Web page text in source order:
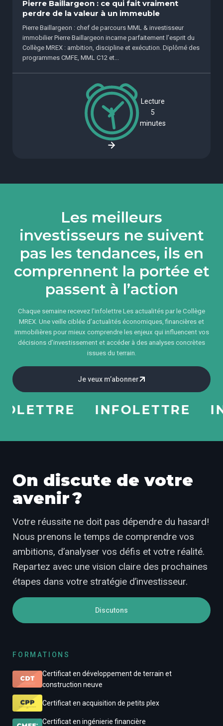
Pierre Baillargeon : ce qui fait vraiment
perdre de la valeur à un immeuble
Pierre Baillargeon : chef de parcours MML & investisseur
immobilier Pierre Baillargeon incarne parfaitement l’esprit du
Collège MREX : ambition, discipline et exécution. Diplômé des
programmes CMFE, MML C12 et...
Lecture
5
minutes
Les meilleurs
investisseurs ne suivent
pas les tendances, ils en
comprennent la portée et
passent à l’action
Chaque semaine recevez l'infolettre Les actualités par le Collège
MREX. Une veille ciblée d’actualités économiques, financières et
immobilières pour mieux comprendre les enjeux qui influencent vos
décisions d’investissement et accéder à des analyses concrètes
issues du terrain.
Je veux m’abonner
INFOLETTRE
On discute de votre
avenir ?
Votre réussite ne doit pas dépendre du hasard!
Nous prenons le temps de comprendre vos
ambitions, d’analyser vos défis et votre réalité.
Repartez avec une vision claire des prochaines
étapes dans votre stratégie d’investisseur.
Discutons
FORMATIONS
Certificat en développement de terrain et
construction neuve
Certificat en acquisition de petits plex
Certificat en ingénierie financière